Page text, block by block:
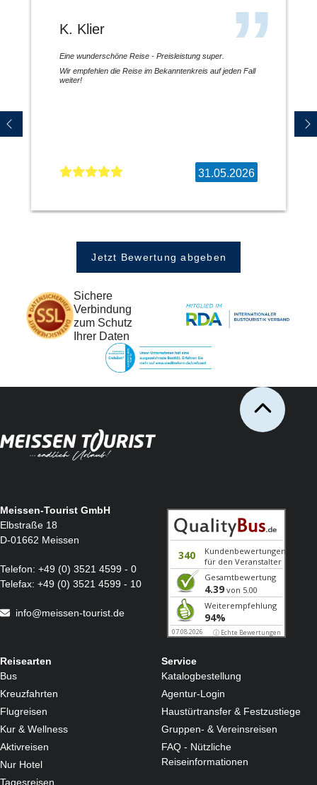
K. Klier
Eine wunderschöne Reise - Preisleistung super.
Wir empfehlen die Reise im Bekanntenkreis auf jeden Fall
weiter!
31.05.2026
Jetzt Bewertung abgeben
Sichere
Verbindung
zum Schutz
Ihrer Daten
Meissen-Tourist GmbH
Elbstraße 18
D-01662 Meissen
Telefon: +49 (0) 3521 4599 - 0
Telefax: +49 (0) 3521 4599 - 10
info@meissen-tourist.de
Reisearten
Bus
Kreuzfahrten
Flugreisen
Kur & Wellness
Aktivreisen
Nur Hotel
Tagesreisen
Service
Katalogbestellung
Agentur-Login
Haustürtransfer & Festzustiege
Gruppen- & Vereinsreisen
FAQ - Nützliche
Reiseinformationen